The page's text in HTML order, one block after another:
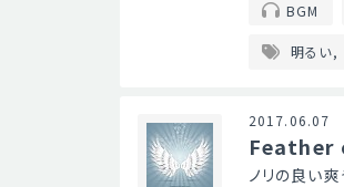
BGM
明るい
2017.06.07
Feather
ノリの良い